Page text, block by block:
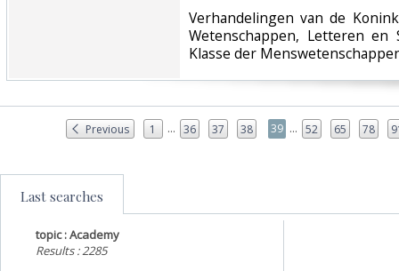
‎Verhandelingen van de
Wetenschappen, Letteren en
Klasse der
Previous 1 ... 36 37 38 39 ... 52 65 78
Last searches
topic : Academy
Results : 2285